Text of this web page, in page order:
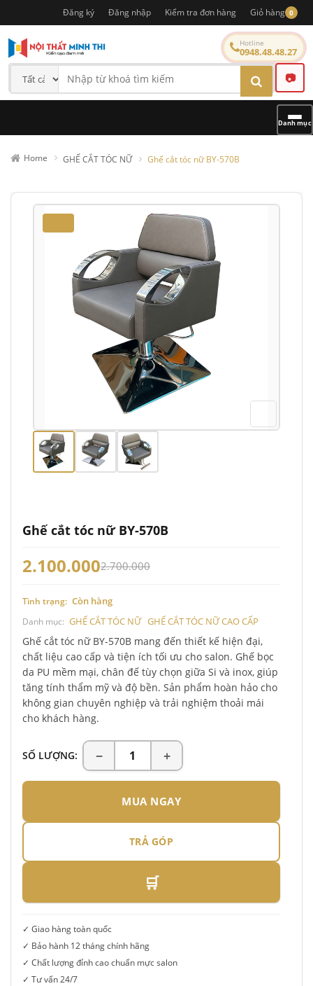
Đăng ký Đăng nhập Kiểm tra đơn hàng Giỏ hàng 0
📷
Hotline
0948.48.48.27
Danh mục
Home GHẾ CẮT TÓC NỮ Ghế cắt tóc nữ BY-570B
Ghế cắt tóc nữ BY-570B
2.100.0002.700.000
Tình trạng: Còn hàng
Danh mục: GHẾ CẮT TÓC NỮ GHẾ CẮT TÓC NỮ CAO CẤP
Ghế cắt tóc nữ BY-570B mang đến thiết kế hiện đại,
chất liệu cao cấp và tiện ích tối ưu cho salon. Ghế bọc
da PU mềm mại, chân đế tùy chọn giữa Si và inox, giúp
tăng tính thẩm mỹ và độ bền. Sản phẩm hoàn hảo cho
không gian chuyên nghiệp và trải nghiệm thoải mái
cho khách hàng.
SỐ LƯỢNG:
MUA NGAY
TRẢ GÓP
🛒
✓ Giao hàng toàn quốc
✓ Bảo hành 12 tháng chính hãng
✓ Chất lượng đỉnh cao chuẩn mực salon
✓ Tư vấn 24/7